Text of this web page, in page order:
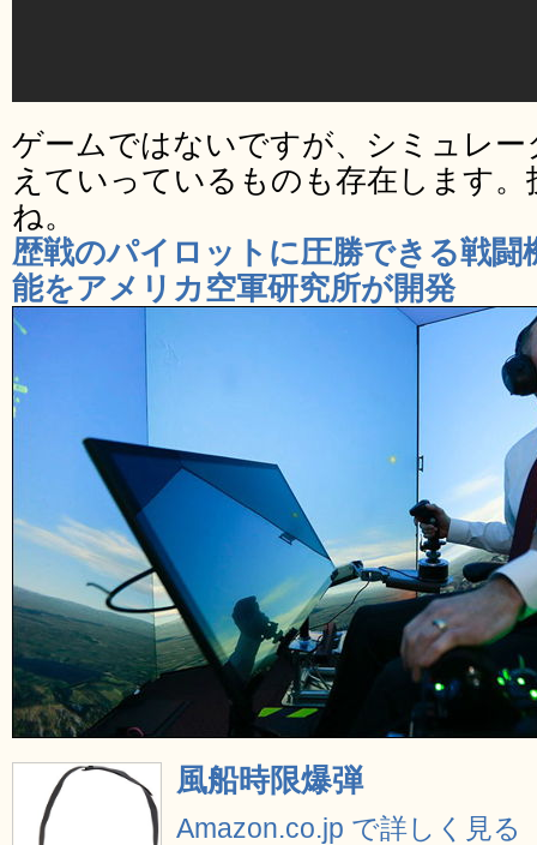
ゲームではないですが、シミュレ
えていっているものも存在します
ね。
歴戦のパイロットに圧勝できる戦闘
能をアメリカ空軍研究所が開発
風船時限爆弾
Amazon.co.jp で詳しく見る